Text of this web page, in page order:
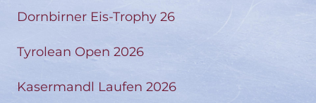
Dornbirner Eis-Trophy 26
Tyrolean Open 2026
Kasermandl Laufen 2026